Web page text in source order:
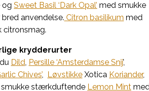
og Sweet Basil ‘Dark Opal’ med smukke
anvendelse. Citron basilikum med
citronsmag.
krydderurter
Dild, Persille ‘Amsterdamse Snij’,
Chives’, Løvstikke Xotica Koriander,
smukke stærkduftende Lemon Mint